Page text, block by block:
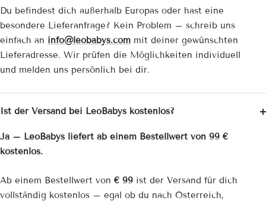
Du befindest dich außerhalb Europas oder hast eine
besondere Lieferanfrage? Kein Problem – schreib uns
einfach an info@leobabys.com mit deiner gewünschten
Lieferadresse. Wir prüfen die Möglichkeiten individuell
und melden uns persönlich bei dir.
Ist der Versand bei LeoBabys kostenlos?
Ja – LeoBabys liefert ab einem Bestellwert von 99 €
kostenlos.
Ab einem Bestellwert von € 99 ist der Versand für dich
vollständig kostenlos – egal ob du nach Österreich,